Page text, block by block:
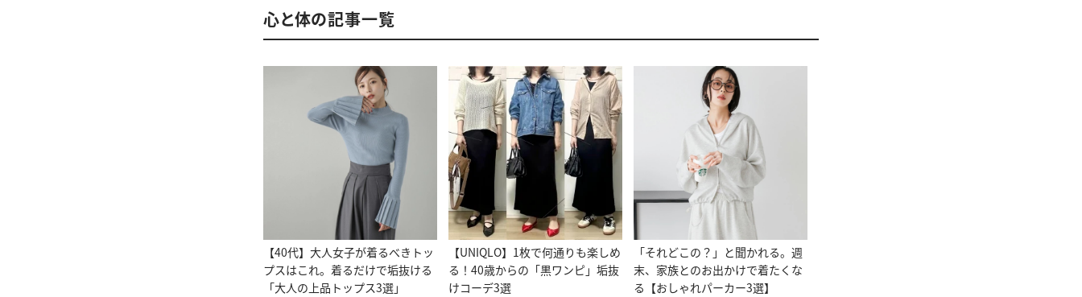
心と体の記事一覧
【40代】大人女子が着るべきトッ
プスはこれ。着るだけで垢抜ける
「大人の上品トップス3選」
【UNIQLO】1枚で何通りも楽しめ
る！40歳からの「黒ワンピ」垢抜
けコーデ3選
「それどこの？」と聞かれる。週
末、家族とのお出かけで着たくな
る【おしゃれパーカー3選】